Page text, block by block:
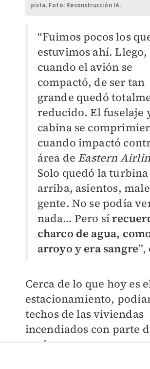
pista. Foto: Reconstrucción IA.
“Fuimos pocos los
estuvimos ahí. Llego,
cuando el avión se
compactó, de ser tan
grande quedó
reducido. El fuselaje
cabina se
cuando impactó
área de Eastern
Solo quedó la turbina
arriba, asientos,
gente. No se podía
nada… Pero sí
charco de agua,
arroyo y era sangre
Cerca de lo que hoy es
estacionamiento,
techos de las viviendas
incendiados con parte
encima.